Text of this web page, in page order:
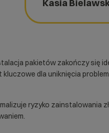
Kasia
pakietów zakończy się
dla uniknięcia
ryzyko zainstalowania